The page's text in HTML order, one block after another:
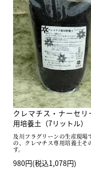
クレマチス・ナーセリ
用培養土（7リットル）
及川フラグリーンの生産現場
の、クレマチス専用培養土そ
す。
980円(税込1,078円)